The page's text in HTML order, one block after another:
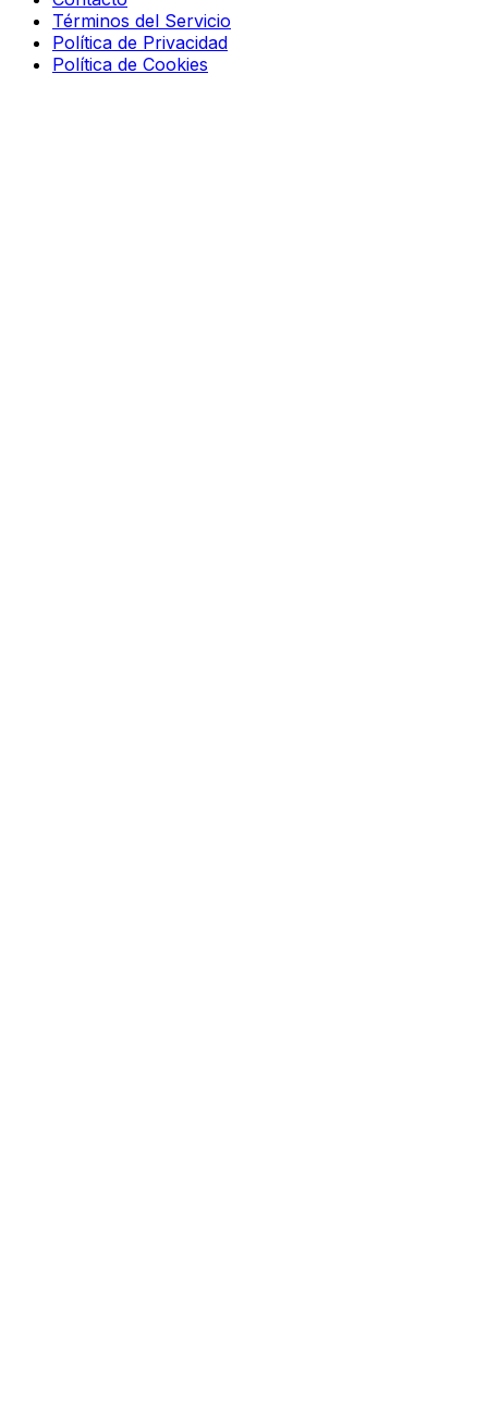
Términos del Servicio
Política de Privacidad
Política de Cookies